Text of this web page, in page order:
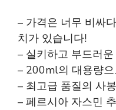
– 가격은 너무 비싸
치가 있습니다!
– 실키하고 부드러
– 200ml의 대용량
– 최고급 품질의 사
– 페르시아 자스민